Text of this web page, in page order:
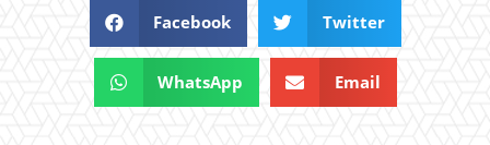
Facebook Twitter
WhatsApp Email